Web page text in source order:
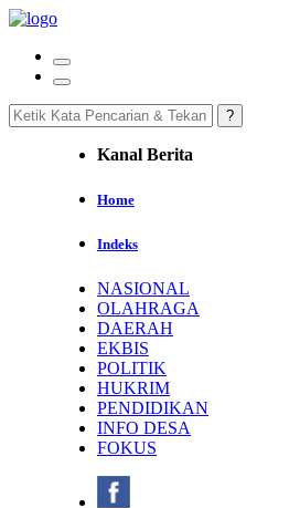
Kanal Berita
Home
Indeks
NASIONAL
OLAHRAGA
DAERAH
EKBIS
POLITIK
HUKRIM
PENDIDIKAN
INFO DESA
FOKUS